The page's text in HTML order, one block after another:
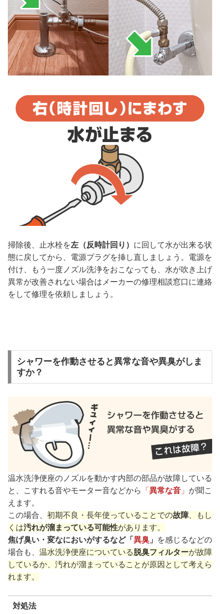
掃除後、止水栓を左（反時計回り） に回して水が出来る状
態に戻してから、電源プラグを挿し直しましょう。電源を
付け、もう一度ノズル洗浄をおこなっても、水が吹き上げ
異常が改善されない場合はメーカーの修理相談窓口に連絡
をして修理を依頼しましょう。
シャワーを作動させると異常な音や異臭がしま
すか？
温水洗浄便座のノズルを動かす内部の部品が故障している
と、こすれる音やモーター音などから
「 異常な音 」 が聞こ
えます。
この場合、 初期不良・長年使っていることでの故障 、もし
くは汚れが溜まっている可能性があります。
焦げ臭い・変なにおいがするなど「 異臭 」
を感じるなどの
場合も、 温水洗浄便座についている脱臭フィルターが故障
しているか、汚れが溜まっていることが原因として考えら
れます。
対処法